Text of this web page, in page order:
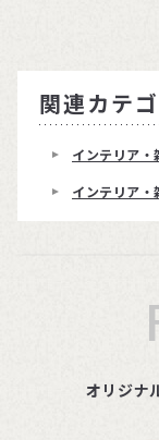
関連カテ
インテリア・
インテリア・
オリジナ